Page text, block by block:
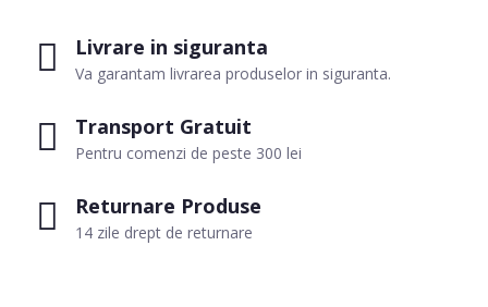
Livrare in siguranta
Va garantam livrarea produselor in siguranta.
Transport Gratuit
Pentru comenzi de peste 300 lei
Returnare Produse
14 zile drept de returnare